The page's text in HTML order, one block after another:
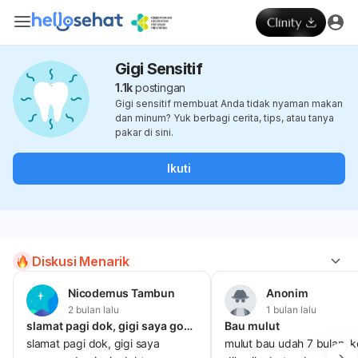
Gigi Sensitif
1.1kpostingan
Gigi sensitif membuat Anda tidak nyaman makan
dan minum? Yuk berbagi cerita, tips, atau tanya
pakar di sini.
Ikuti
Diskusi Menarik
Nicodemus Tambun
2 bulan lalu
slamat pagi dok, gigi saya goyang, dan ingin dokter menanganinya,
slamat pagi dok, gigi saya
Anonim
1 bulan lalu
Bau mulut
mulut bau udah 7 bulan,